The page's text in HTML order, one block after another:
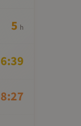
5 h